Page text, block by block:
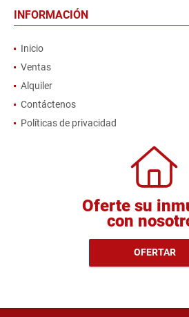
INFORMACIÓN
Inicio
Ventas
Alquiler
Contáctenos
Políticas de privacidad
Oferte su
con
OFERTAR